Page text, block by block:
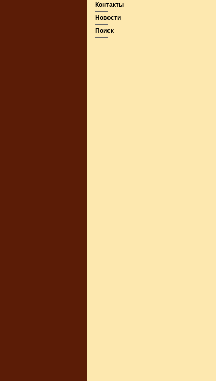
Контакты
Новости
Поиск